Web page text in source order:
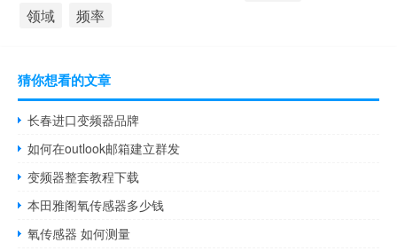
领域 频率
猜你想看的文章
长春进口变频器品牌
如何在outlook邮箱建立群发
变频器整套教程下载
本田雅阁氧传感器多少钱
氧传感器 如何测量